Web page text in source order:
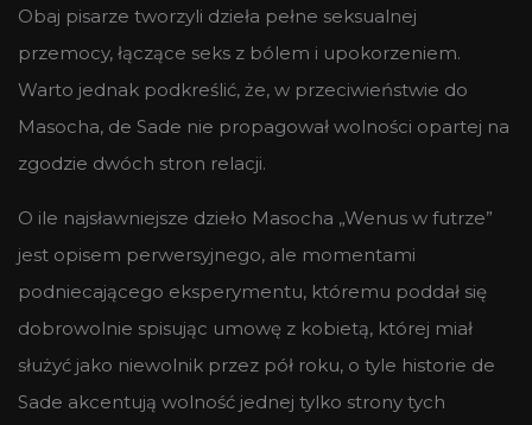
Obaj pisarze tworzyli dzieła pełne seksualnej
przemocy, łączące seks z bólem i upokorzeniem.
Warto jednak podkreślić, że, w przeciwieństwie do
Masocha, de Sade nie propagował wolności opartej na
zgodzie dwóch stron relacji.
O ile najsławniejsze dzieło Masocha „Wenus w futrze”
jest opisem perwersyjnego, ale momentami
podniecającego eksperymentu, któremu poddał się
dobrowolnie spisując umowę z kobietą, której miał
służyć jako niewolnik przez pół roku, o tyle historie de
Sade akcentują wolność jednej tylko strony tych